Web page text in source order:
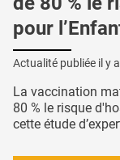
pour
Actualité publiée il y a
La vaccination
80 % le risque
cette étude